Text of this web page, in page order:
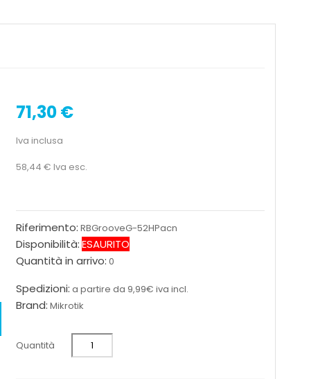
71,30 €
Iva inclusa
58,44 € Iva esc.
Riferimento: RBGrooveG-52HPacn
Disponibilità:ESAURITO
Quantità in arrivo: 0
Spedizioni: a partire da 9,99€ iva incl.
Brand: Mikrotik
Quantità